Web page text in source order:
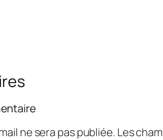
ne sera pas publiée.Les